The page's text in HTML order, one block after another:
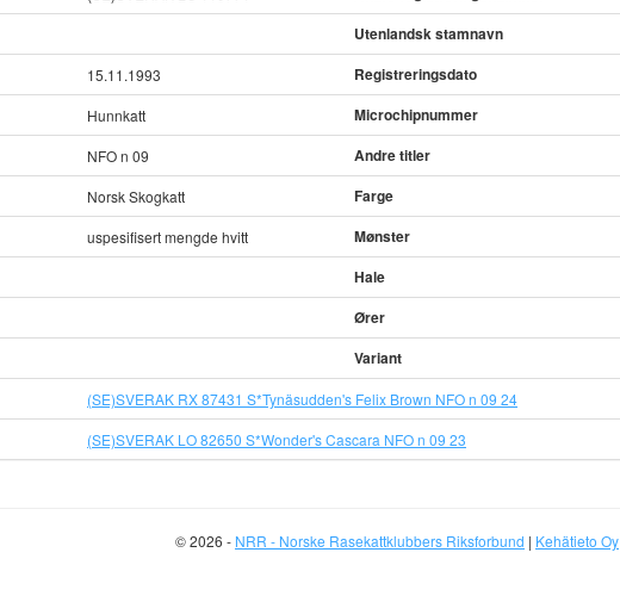
Utenlandsk stamnavn
15.11.1993
Registreringsdato
Hunnkatt
Microchipnummer
NFO n 09
Andre titler
Norsk Skogkatt Farge
uspesifisert mengde hvitt
Mønster
Hale
Ører
Variant
(SE)SVERAK RX 87431 S*Tynäsudden's Felix Brown NFO n 09 24
(SE)SVERAK LO 82650 S*Wonder's Cascara NFO n 09 23
© 2026 - NRR - Norske Rasekattklubbers Riksforbund | Kehätieto Oy